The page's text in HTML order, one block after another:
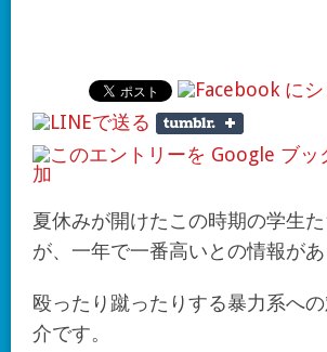
夏休みが開けたこの時期の学生
が、一年で一番高いとの情報が
殴ったり蹴ったりする暴力系へ
介です。